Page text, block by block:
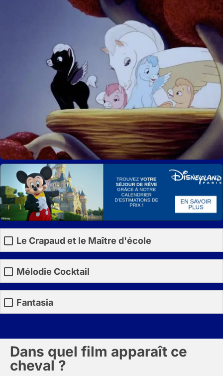
Le Crapaud et le Maître d'école
Mélodie Cocktail
Fantasia
Dans quel film apparaît ce
cheval ?